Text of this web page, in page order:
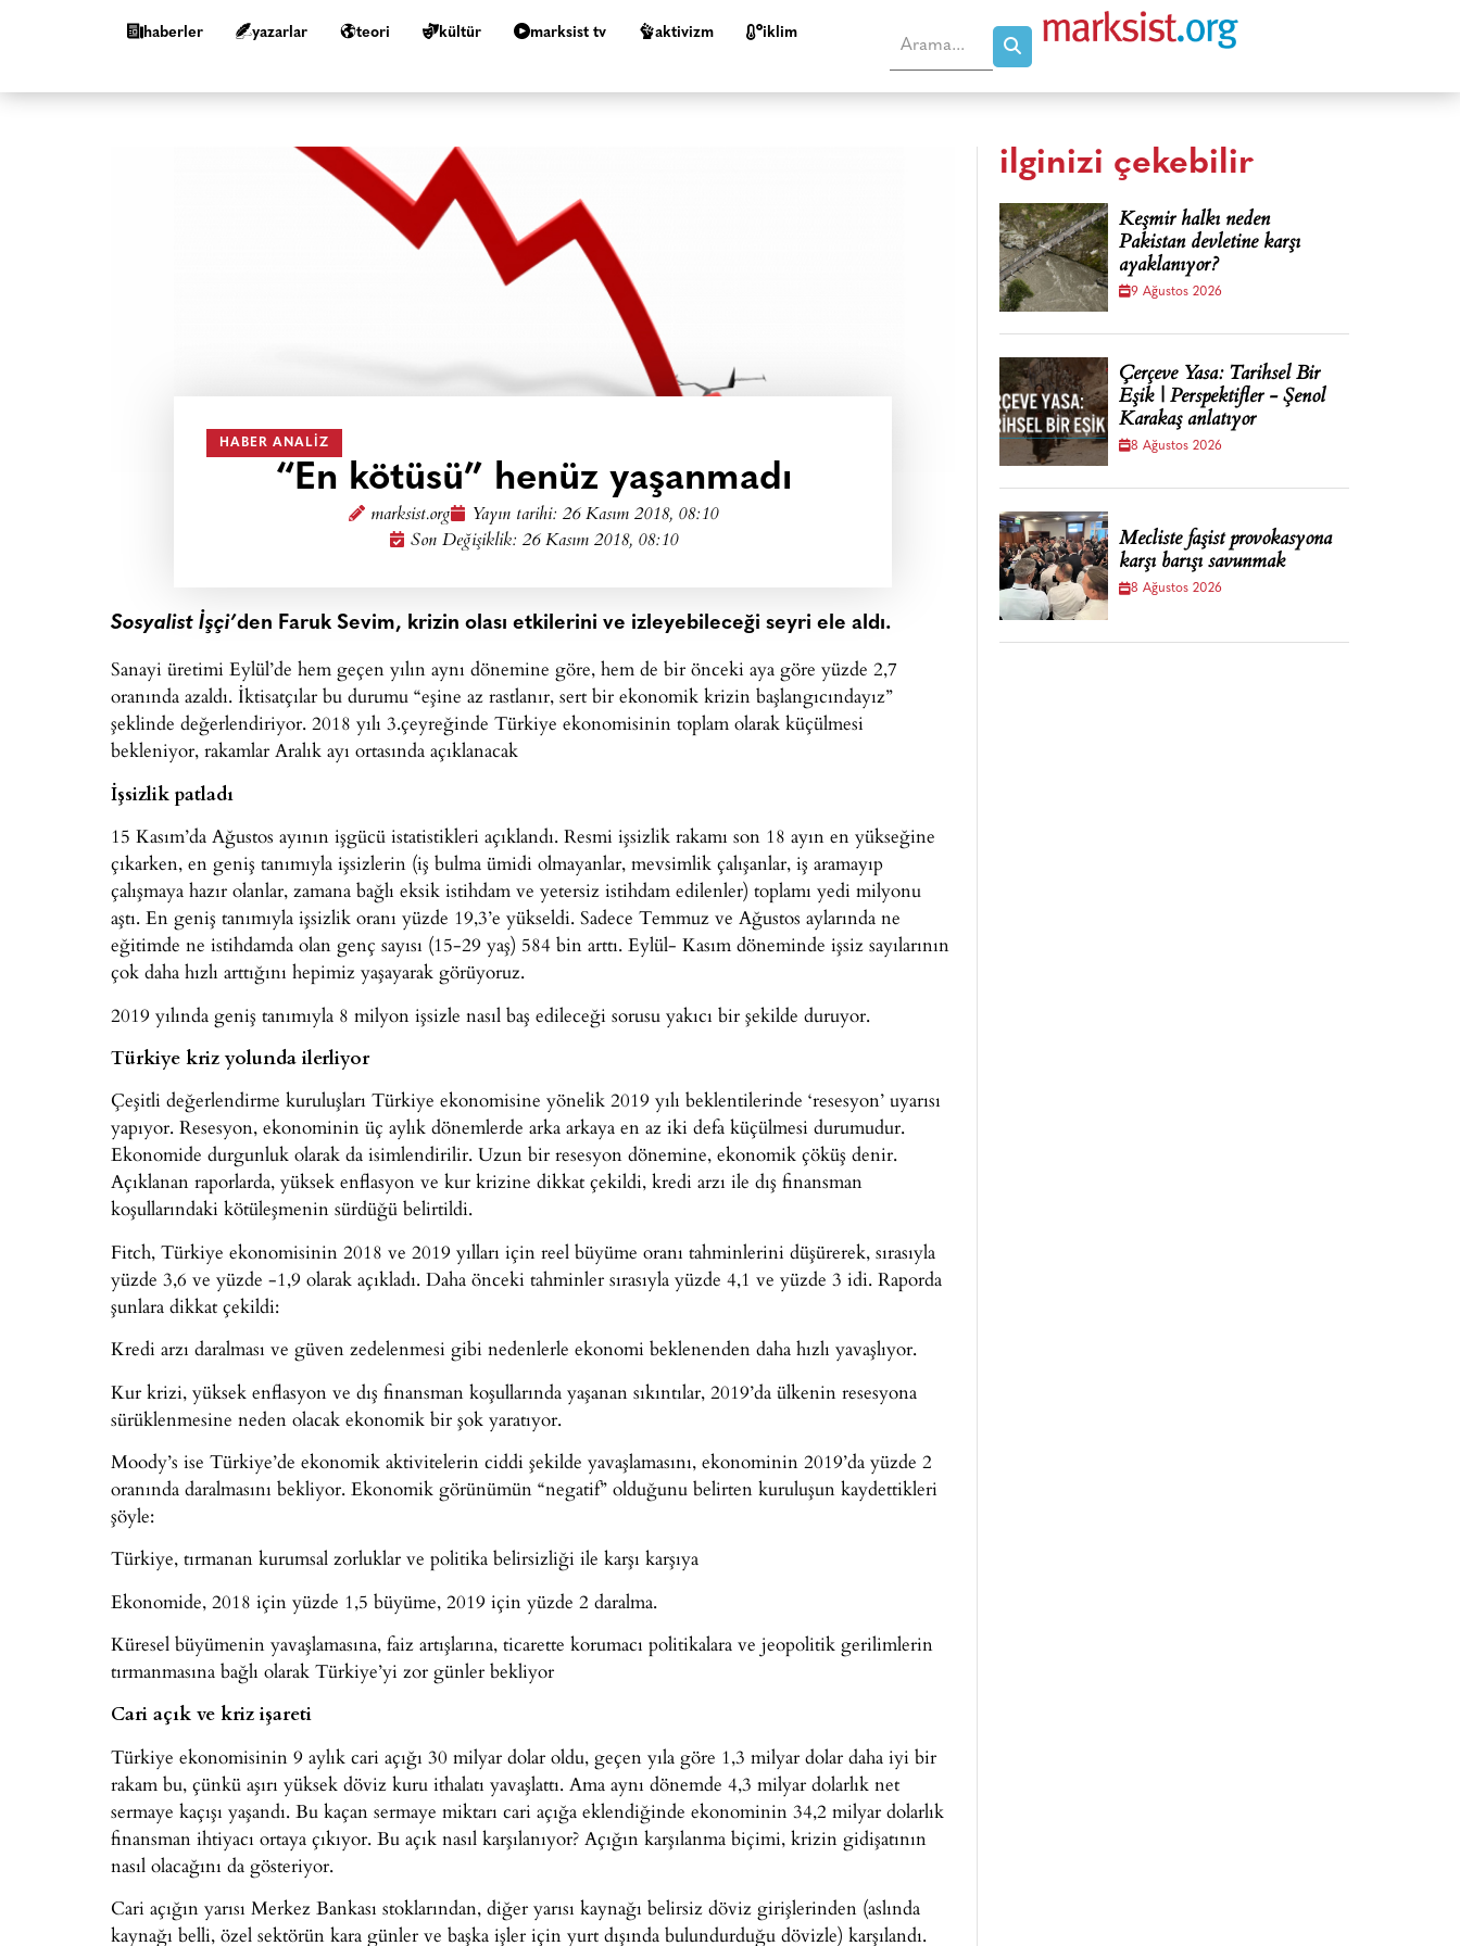
haberler yazarlar teori kültür marksist tv aktivizm i̇klim
HABER ANALIZ
“En kötüsü” henüz yaşanmadı
marksist.org Yayın tarihi: 26 Kasım 2018, 08:10
Son Değişiklik: 26 Kasım 2018, 08:10
Sosyalist İşçi’den Faruk Sevim, krizin olası etkilerini ve izleyebileceği seyri ele aldı.
Sanayi üretimi Eylül’de hem geçen yılın aynı dönemine göre, hem de bir önceki aya göre yüzde 2,7
oranında azaldı. İktisatçılar bu durumu “eşine az rastlanır, sert bir ekonomik krizin başlangıcındayız”
şeklinde değerlendiriyor. 2018 yılı 3.çeyreğinde Türkiye ekonomisinin toplam olarak küçülmesi
bekleniyor, rakamlar Aralık ayı ortasında açıklanacak
İşsizlik patladı
15 Kasım’da Ağustos ayının işgücü istatistikleri açıklandı. Resmi işsizlik rakamı son 18 ayın en yükseğine
çıkarken, en geniş tanımıyla işsizlerin (iş bulma ümidi olmayanlar, mevsimlik çalışanlar, iş aramayıp
çalışmaya hazır olanlar, zamana bağlı eksik istihdam ve yetersiz istihdam edilenler) toplamı yedi milyonu
aştı. En geniş tanımıyla işsizlik oranı yüzde 19,3’e yükseldi. Sadece Temmuz ve Ağustos aylarında ne
eğitimde ne istihdamda olan genç sayısı (15-29 yaş) 584 bin arttı. Eylül- Kasım döneminde işsiz sayılarının
çok daha hızlı arttığını hepimiz yaşayarak görüyoruz.
2019 yılında geniş tanımıyla 8 milyon işsizle nasıl baş edileceği sorusu yakıcı bir şekilde duruyor.
Türkiye kriz yolunda ilerliyor
Çeşitli değerlendirme kuruluşları Türkiye ekonomisine yönelik 2019 yılı beklentilerinde ‘resesyon’ uyarısı
yapıyor. Resesyon, ekonominin üç aylık dönemlerde arka arkaya en az iki defa küçülmesi durumudur.
Ekonomide durgunluk olarak da isimlendirilir. Uzun bir resesyon dönemine, ekonomik çöküş denir.
Açıklanan raporlarda, yüksek enflasyon ve kur krizine dikkat çekildi, kredi arzı ile dış finansman
koşullarındaki kötüleşmenin sürdüğü belirtildi.
Fitch, Türkiye ekonomisinin 2018 ve 2019 yılları için reel büyüme oranı tahminlerini düşürerek, sırasıyla
yüzde 3,6 ve yüzde -1,9 olarak açıkladı. Daha önceki tahminler sırasıyla yüzde 4,1 ve yüzde 3 idi. Raporda
şunlara dikkat çekildi:
Kredi arzı daralması ve güven zedelenmesi gibi nedenlerle ekonomi beklenenden daha hızlı yavaşlıyor.
Kur krizi, yüksek enflasyon ve dış finansman koşullarında yaşanan sıkıntılar, 2019’da ülkenin resesyona
sürüklenmesine neden olacak ekonomik bir şok yaratıyor.
Moody’s ise Türkiye’de ekonomik aktivitelerin ciddi şekilde yavaşlamasını, ekonominin 2019’da yüzde 2
oranında daralmasını bekliyor. Ekonomik görünümün “negatif” olduğunu belirten kuruluşun kaydettikleri
şöyle:
Türkiye, tırmanan kurumsal zorluklar ve politika belirsizliği ile karşı karşıya
Ekonomide, 2018 için yüzde 1,5 büyüme, 2019 için yüzde 2 daralma.
Küresel büyümenin yavaşlamasına, faiz artışlarına, ticarette korumacı politikalara ve jeopolitik gerilimlerin
tırmanmasına bağlı olarak Türkiye’yi zor günler bekliyor
Cari açık ve kriz işareti
Türkiye ekonomisinin 9 aylık cari açığı 30 milyar dolar oldu, geçen yıla göre 1,3 milyar dolar daha iyi bir
rakam bu, çünkü aşırı yüksek döviz kuru ithalatı yavaşlattı. Ama aynı dönemde 4,3 milyar dolarlık net
sermaye kaçışı yaşandı. Bu kaçan sermaye miktarı cari açığa eklendiğinde ekonominin 34,2 milyar dolarlık
finansman ihtiyacı ortaya çıkıyor. Bu açık nasıl karşılanıyor? Açığın karşılanma biçimi, krizin gidişatının
nasıl olacağını da gösteriyor.
Cari açığın yarısı Merkez Bankası stoklarından, diğer yarısı kaynağı belirsiz döviz girişlerinden (aslında
kaynağı belli, özel sektörün kara günler ve başka işler için yurt dışında bulundurduğu dövizle) karşılandı.
ilginizi çekebilir
Keşmir halkı neden
Pakistan devletine karşı
ayaklanıyor?
9 Ağustos 2026
Çerçeve Yasa: Tarihsel Bir
Eşik | Perspektifler - Şenol
Karakaş anlatıyor
8 Ağustos 2026
Mecliste faşist provokasyona
karşı barışı savunmak
8 Ağustos 2026